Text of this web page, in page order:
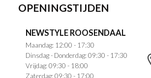
OPENINGSTIJDEN
NEWSTYLE ROOSENDAAL
Maandag: 12:00 - 17:30
Dinsdag - Donderdag: 09:30 - 17:30
Vrijdag: 09:30 - 18:00
Zaterdag: 09:30 - 17:00